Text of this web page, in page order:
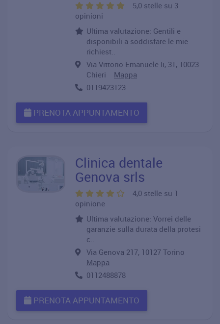
5,0 stelle su 3
opinioni
Ultima valutazione: Gentili e
disponibili a soddisfare le mie
richiest..
Via Vittorio Emanuele Ii, 31, 10023
Chieri Mappa
0119423123
PRENOTA APPUNTAMENTO
Clinica dentale
Genova srls
4,0 stelle su 1
opinione
Ultima valutazione: Vorrei delle
garanzie sulla durata della protesi
c..
Via Genova 217, 10127 Torino
Mappa
0112488878
PRENOTA APPUNTAMENTO